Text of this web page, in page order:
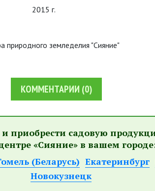
г.
природного земледелия "Сияние"
КОММЕНТАРИИ (0)
и приобрести садовую
«Сияние» в вашем
(Беларусь) Екатеринбург
Новокузнецк